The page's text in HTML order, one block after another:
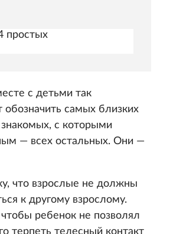
простых
с детьми так
самых близких
с которыми
— всех остальных. Они —
что взрослые не должны
к другому взрослому.
ребенок не позволял